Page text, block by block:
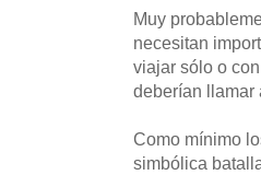
Muy
necesitan
viajar sólo o
deberían llamar
Como mínimo
simbólica